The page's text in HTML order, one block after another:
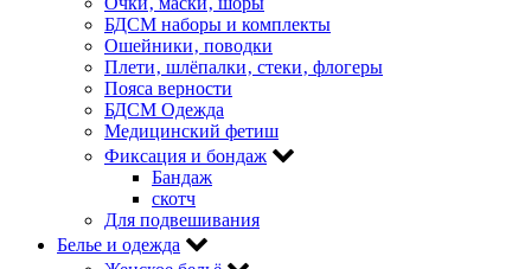
БДСМ наборы и комплекты
Ошейники‚ поводки
Плети‚ шлёпалки‚ стеки‚ флогеры
Пояса верности
БДСМ Одежда
Медицинский фетиш
Фиксация и бондаж
Бандаж
скотч
Для подвешивания
Белье и одежда